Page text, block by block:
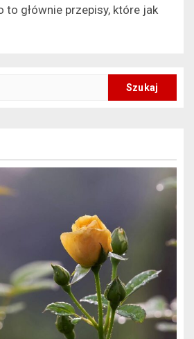
to głównie przepisy, które jak